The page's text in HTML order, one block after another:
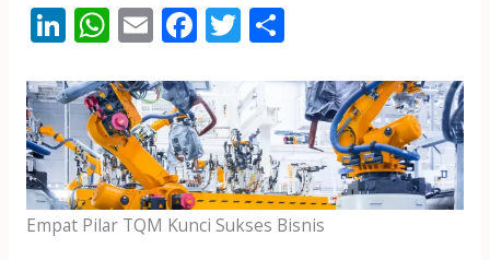
Li
k
e
dI
n
W
at
s
A
p
p
E
ai
l
F
e
b
o
o
k
T
itt
er
S
ar
e
Empat Pilar TQM Kunci Sukses Bisnis